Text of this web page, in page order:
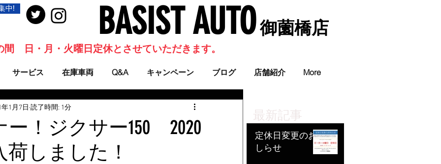
中! BASIST AUTO​ 御薗橋店
サービス 在庫車両 Q&A キャンペーン ブログ 店舗紹介 More
間 日・月・火曜日定休とさせていただきます。
最新記事
定休日変更のお
しらせ
！ジクサー150 2020
しました！
年1月7日 読了時間: 1分